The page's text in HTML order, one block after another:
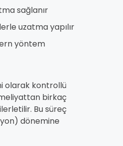
sağlanır
uzatma yapılır
yöntem
olarak kontrollü
birkaç
Bu süreç
dönemine